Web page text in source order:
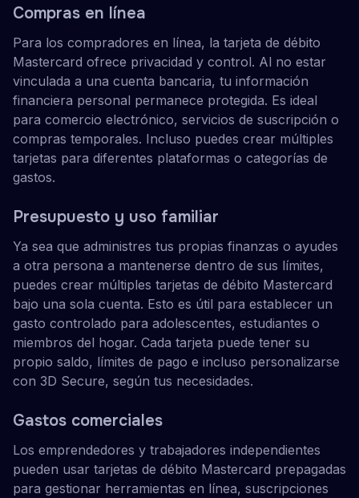
Compras en línea
Para los compradores en línea, la tarjeta de débito
Mastercard ofrece privacidad y control. Al no estar
vinculada a una cuenta bancaria, tu información
financiera personal permanece protegida. Es ideal
para comercio electrónico, servicios de suscripción o
compras temporales. Incluso puedes crear múltiples
tarjetas para diferentes plataformas o categorías de
gastos.
Presupuesto y uso familiar
Ya sea que administres tus propias finanzas o ayudes
a otra persona a mantenerse dentro de sus límites,
puedes crear múltiples tarjetas de débito Mastercard
bajo una sola cuenta. Esto es útil para establecer un
gasto controlado para adolescentes, estudiantes o
miembros del hogar. Cada tarjeta puede tener su
propio saldo, límites de pago e incluso personalizarse
con 3D Secure, según tus necesidades.
Gastos comerciales
Los emprendedores y trabajadores independientes
pueden usar tarjetas de débito Mastercard prepagadas
para gestionar herramientas en línea, suscripciones